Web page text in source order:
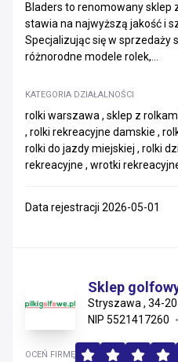
Bladers to renomowany sklep
stawia na najwyższą jakość i
Specjalizując się w sprzedaży
różnorodne modele rolek,...
KATEGORIA DZIAŁALNOŚCI
rolki warszawa , sklep z
, rolki rekreacyjne damskie ,
rolki do jazdy miejskiej , rolki
rekreacyjne , wrotki
Data rejestracji 2026-05-01
Sklep
Stryszawa , 34-
NIP 5521417260
OCEŃ FIRMĘ